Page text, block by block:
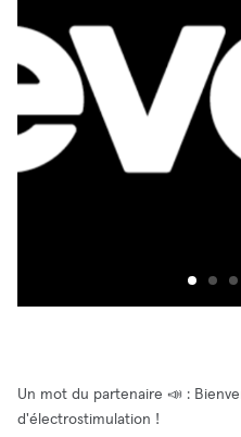
Un mot du partenaire 📣 :
d'électrostimulation !